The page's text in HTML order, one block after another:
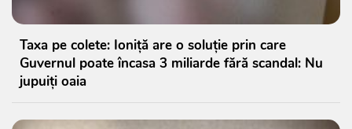
Taxa pe colete: Ioniță are o soluție prin care
Guvernul poate încasa 3 miliarde fără scandal: Nu
jupuiți oaia